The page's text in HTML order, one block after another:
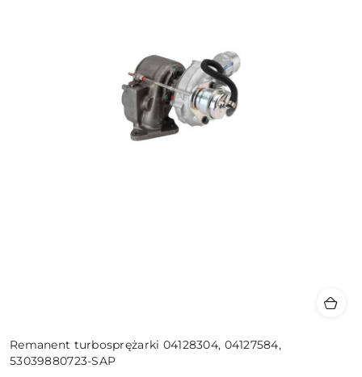
Remanent turbosprężarki 04128304, 04127584,
53039880723-SAP